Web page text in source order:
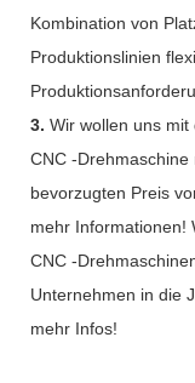
Kombination von
Produktionslinien
3. Wir wollen uns
CNC -
bevorzugten Preis
mehr Informationen!
CNC -
Unternehmen in die
mehr Infos!